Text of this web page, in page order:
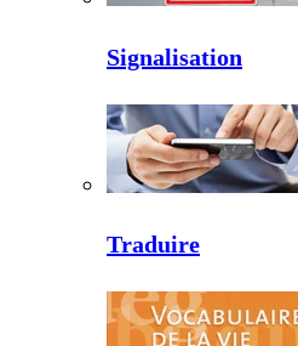
Signalisation
Traduire